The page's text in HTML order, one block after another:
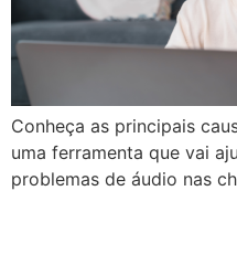
Conheça as principais
uma ferramenta que vai
problemas de áudio nas